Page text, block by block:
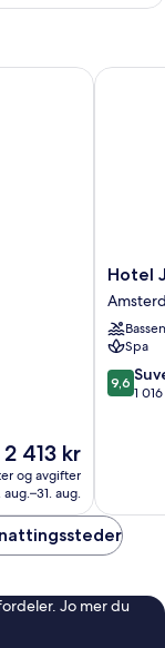
Prisen
er
2 413 kr
2 413 kr
og avgifter
aug.
Hotel
Jakarta
øst
Hotel
Spa
9.6
av
9,6
1
Hotel
Jo mer du